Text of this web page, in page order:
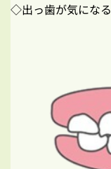
◇出っ歯が気になる